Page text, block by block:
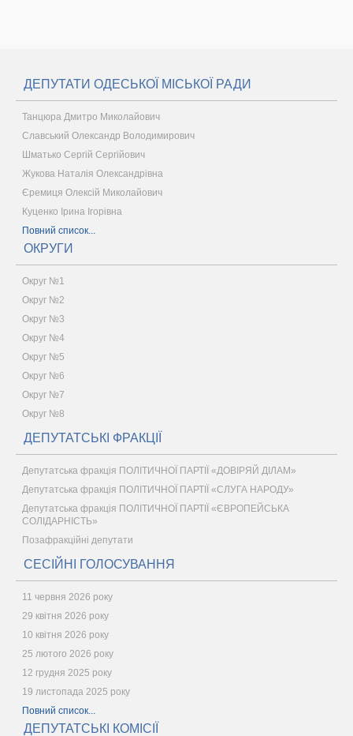
ДЕПУТАТИ ОДЕСЬКОЇ МІСЬКОЇ РАДИ
Танцюра Дмитро Миколайович
Славський Олександр Володимирович
Шматько Сергій Сергійович
Жукова Наталія Олександрівна
Єремиця Олексій Миколайович
Куценко Ірина Ігорівна
Повний список...
ОКРУГИ
Округ №1
Округ №2
Округ №3
Округ №4
Округ №5
Округ №6
Округ №7
Округ №8
ДЕПУТАТСЬКІ ФРАКЦІЇ
Депутатська фракція ПОЛІТИЧНОЇ ПАРТІЇ «ДОВІРЯЙ ДІЛАМ»
Депутатська фракція ПОЛІТИЧНОЇ ПАРТІЇ «СЛУГА НАРОДУ»
Депутатська фракція ПОЛІТИЧНОЇ ПАРТІЇ «ЄВРОПЕЙСЬКА
СОЛІДАРНІСТЬ»
Позафракційні депутати
СЕСІЙНІ ГОЛОСУВАННЯ
11 червня 2026 року
29 квітня 2026 року
10 квітня 2026 року
25 лютого 2026 року
12 грудня 2025 року
19 листопада 2025 року
Повний список...
ДЕПУТАТСЬКІ КОМІСІЇ